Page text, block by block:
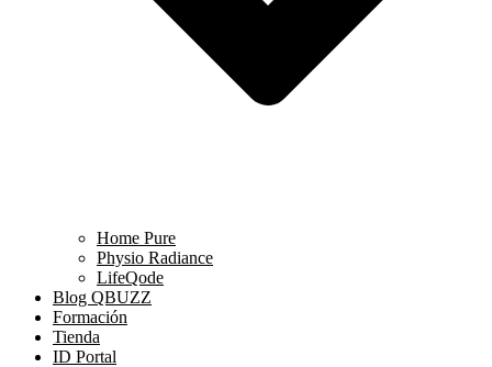
Home Pure
Physio Radiance
LifeQode
Blog QBUZZ
Formación
Tienda
ID Portal